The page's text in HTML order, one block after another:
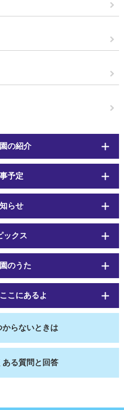
の紹介
予定
らせ
ックス
のうた
こにあるよ
からないときは
ある質問と回答